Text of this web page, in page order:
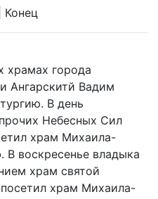
Конец
храмах города
Ангарскитй Вадим
В день
Небесных Сил
храм Михаила-
. В воскресенье владыка
храм святой
посетил храм Михаила-